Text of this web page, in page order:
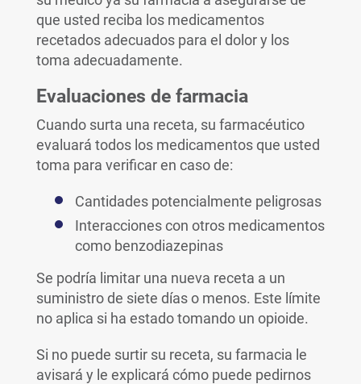
que usted reciba los medicamentos
recetados adecuados para el dolor y los
toma adecuadamente.
Evaluaciones de farmacia
Cuando surta una receta, su farmacéutico
evaluará todos los medicamentos que usted
toma para verificar en caso de:
Cantidades potencialmente peligrosas
Interacciones con otros medicamentos
como benzodiazepinas
Se podría limitar una nueva receta a un
suministro de siete días o menos. Este límite
no aplica si ha estado tomando un opioide.
Si no puede surtir su receta, su farmacia le
avisará y le explicará cómo puede pedirnos